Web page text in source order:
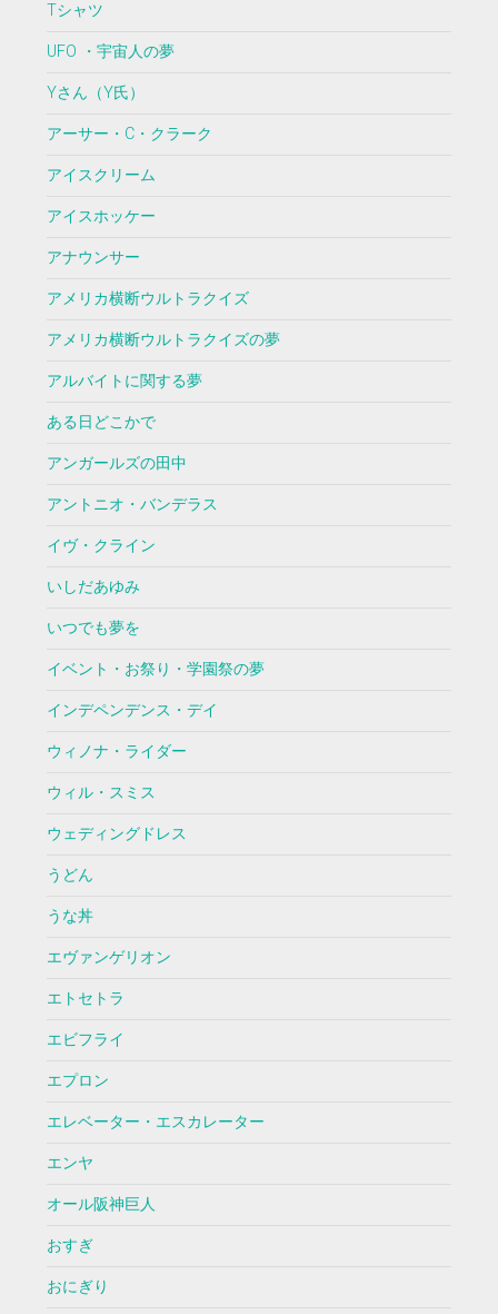
Tシャツ
UFO ・宇宙人の夢
Yさん（Y氏）
アーサー・C・クラーク
アイスクリーム
アイスホッケー
アナウンサー
アメリカ横断ウルトラクイズ
アメリカ横断ウルトラクイズの夢
アルバイトに関する夢
ある日どこかで
アンガールズの田中
アントニオ・バンデラス
イヴ・クライン
いしだあゆみ
いつでも夢を
イベント・お祭り・学園祭の夢
インデペンデンス・デイ
ウィノナ・ライダー
ウィル・スミス
ウェディングドレス
うどん
うな丼
エヴァンゲリオン
エトセトラ
エビフライ
エプロン
エレベーター・エスカレーター
エンヤ
オール阪神巨人
おすぎ
おにぎり